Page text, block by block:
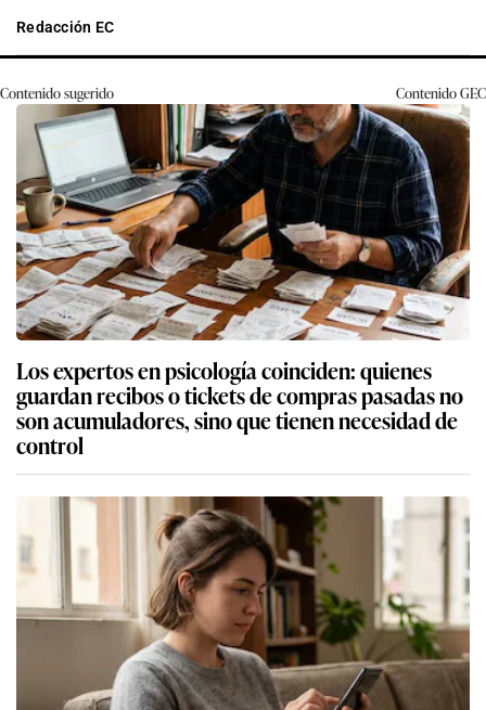
Redacción EC
Contenido sugerido ContenidoGEC
Los expertos en psicología coinciden: quienes
guardan recibos o tickets de compras pasadas no
son acumuladores, sino que tienen necesidad de
control